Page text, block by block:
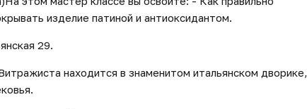
изделие патиной и антиоксидантом.
29.
находится в знаменитом итальянском дворике,